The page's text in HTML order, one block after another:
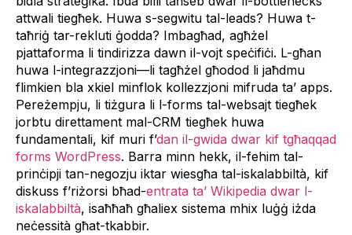
attwali tiegħek. Huwa s-segwitu tal-leads? Huwa t-
taħriġ tar-rekluti ġodda? Imbagħad, agħżel
pjattaforma li tindirizza dawn il-vojt speċifiċi. L-għan
huwa l-integrazzjoni—li tagħżel għodod li jaħdmu
flimkien bla xkiel minflok kollezzjoni mifruda ta’ apps.
Pereżempju, li tiżgura li l-forms tal-websajt tiegħek
jorbtu direttament mal-CRM tiegħek huwa
fundamentali, kif muri f’dan il-gwida dwar kif tgħaqqad
forms WordPress. Barra minn hekk, il-fehim tal-
prinċipji tan-negozju iktar wiesgħa tal-iskalabbiltà, kif
diskuss f’riżorsi bħad-entrata ta’ Wikipedia dwar l-
iskalabbiltà, isaħħaħ għaliex sistema mhix luġġ iżda
neċessità għat-tkabbir.